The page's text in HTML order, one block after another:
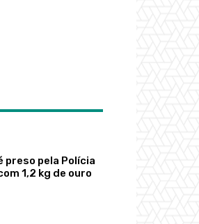
preso pela Polícia
1,2 kg de ouro